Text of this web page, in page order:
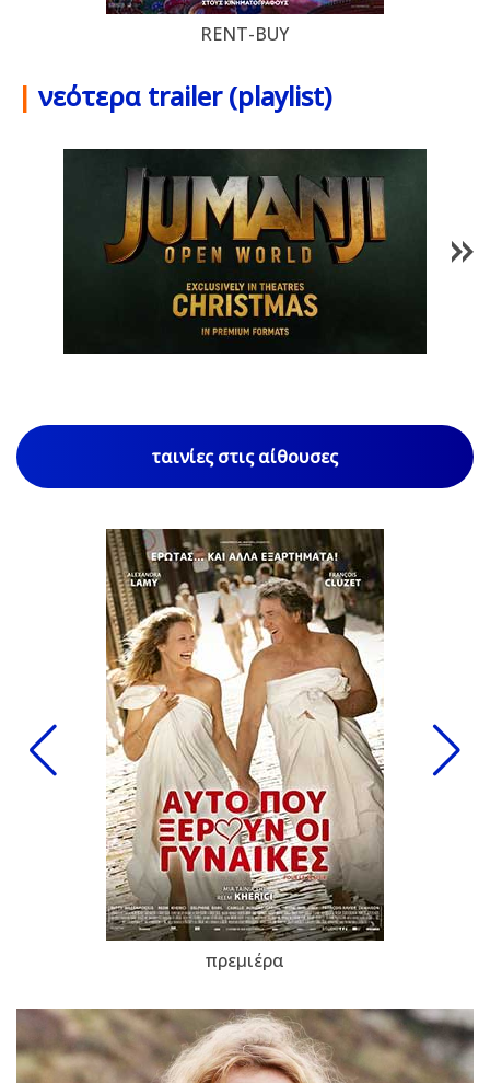
RENT-BUY
| νεότερα trailer (playlist)
1/85
ταινίες στις αίθουσες
πρεμιέρα